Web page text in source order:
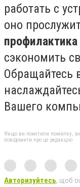
работать с
оно
профилактика
сэкономить
Обращайтесь
Вашего
Якщо ви помітили помилку,
повідомити про це редакцію
Авторизуйтесь, щоб